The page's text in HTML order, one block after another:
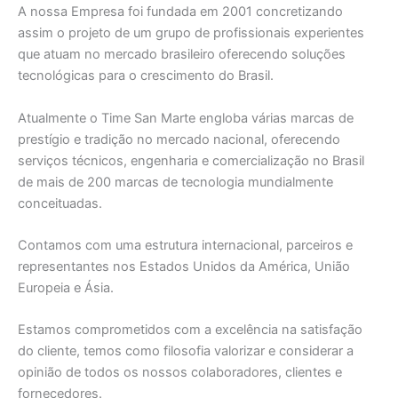
A nossa Empresa foi fundada em 2001 concretizando
assim o projeto de um grupo de profissionais experientes
que atuam no mercado brasileiro oferecendo soluções
tecnológicas para o crescimento do Brasil.
Atualmente o Time San Marte engloba várias marcas de
prestígio e tradição no mercado nacional, oferecendo
serviços técnicos, engenharia e comercialização no Brasil
de mais de 200 marcas de tecnologia mundialmente
conceituadas.
Contamos com uma estrutura internacional, parceiros e
representantes nos Estados Unidos da América, União
Europeia e Ásia.
Estamos comprometidos com a excelência na satisfação
do cliente, temos como filosofia valorizar e considerar a
opinião de todos os nossos colaboradores, clientes e
fornecedores.